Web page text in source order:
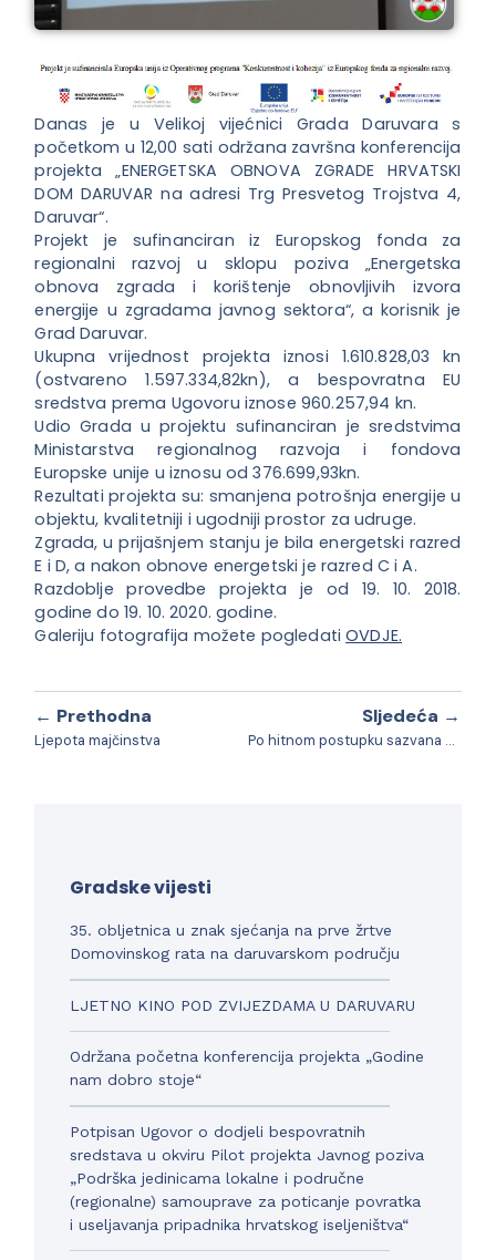
Danas je u Velikoj vijećnici Grada Daruvara s
početkom u 12,00 sati održana završna konferencija
projekta „ENERGETSKA OBNOVA ZGRADE HRVATSKI
DOM DARUVAR na adresi Trg Presvetog Trojstva 4,
Daruvar“.
Projekt je sufinanciran iz Europskog fonda za
regionalni razvoj u sklopu poziva „Energetska
obnova zgrada i korištenje obnovljivih izvora
energije u zgradama javnog sektora“, a korisnik je
Grad Daruvar.
Ukupna vrijednost projekta iznosi 1.610.828,03 kn
(ostvareno 1.597.334,82kn), a bespovratna EU
sredstva prema Ugovoru iznose 960.257,94 kn.
Udio Grada u projektu sufinanciran je sredstvima
Ministarstva regionalnog razvoja i fondova
Europske unije u iznosu od 376.699,93kn.
Rezultati projekta su: smanjena potrošnja energije u
objektu, kvalitetniji i ugodniji prostor za udruge.
Zgrada, u prijašnjem stanju je bila energetski razred
E i D, a nakon obnove energetski je razred C i A.
Razdoblje provedbe projekta je od 19. 10. 2018.
godine do 19. 10. 2020. godine.
Galeriju fotografija možete pogledatiOVDJE.
← Prethodna
Ljepota majčinstva
Sljedeća →
Po hitnom postupku sazvana 30. sjednica Gradskog vijeća Grada Daruvara
Gradske vijesti
35. obljetnica u znak sjećanja na prve žrtve
Domovinskog rata na daruvarskom području
LJETNO KINO POD ZVIJEZDAMA U DARUVARU
Održana početna konferencija projekta „Godine
nam dobro stoje“
Potpisan Ugovor o dodjeli bespovratnih
sredstava u okviru Pilot projekta Javnog poziva
„Podrška jedinicama lokalne i područne
(regionalne) samouprave za poticanje povratka
i useljavanja pripadnika hrvatskog iseljeništva“